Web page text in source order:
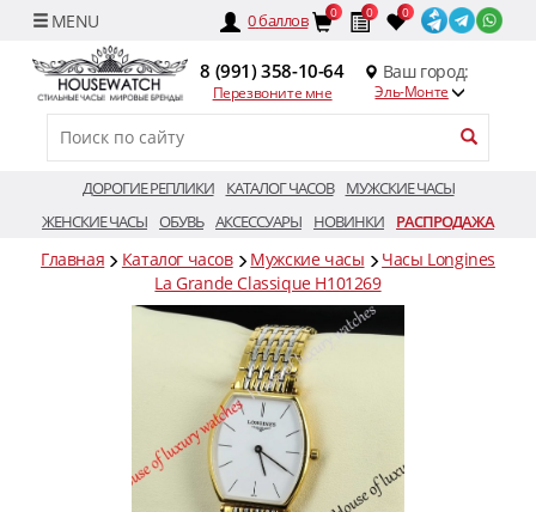
0баллов 0 0 0
8 (991) 358-10-64
Перезвоните мне
Ваш город:
Эль-Монте
ДОРОГИЕ РЕПЛИКИ КАТАЛОГ ЧАСОВ
МУЖСКИЕ ЧАСЫ
ЖЕНСКИЕ ЧАСЫ ОБУВЬ АКСЕССУАРЫ НОВИНКИ РАСПРОДАЖА
Главная Каталог часов Мужские часы
Часы Longines
La Grande Classique H101269